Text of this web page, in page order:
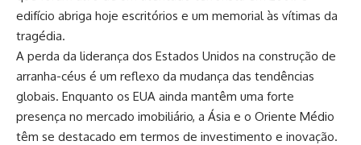
edifício abriga hoje escritórios e um memorial às vítimas da
tragédia.
A perda da liderança dos Estados Unidos na construção de
arranha-céus é um reflexo da mudança das tendências
globais. Enquanto os EUA ainda mantêm uma forte
presença no mercado imobiliário, a Ásia e o Oriente Médio
têm se destacado em termos de investimento e inovação.